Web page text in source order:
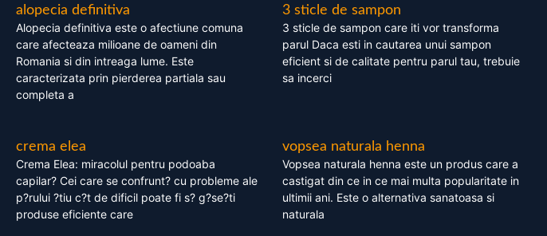
alopecia definitiva
Alopecia definitiva este o afectiune comuna
care afecteaza milioane de oameni din
Romania si din intreaga lume. Este
caracterizata prin pierderea partiala sau
completa a
3 sticle de sampon
3 sticle de sampon care iti vor transforma
parul Daca esti in cautarea unui sampon
eficient si de calitate pentru parul tau, trebuie
sa incerci
crema elea
Crema Elea: miracolul pentru podoaba
capilar? Cei care se confrunt? cu probleme ale
p?rului ?tiu c?t de dificil poate fi s? g?se?ti
produse eficiente care
vopsea naturala henna
Vopsea naturala henna este un produs care a
castigat din ce in ce mai multa popularitate in
ultimii ani. Este o alternativa sanatoasa si
naturala